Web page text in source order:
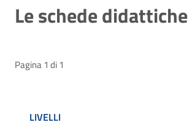
Le schede didattiche
Pagina 1 di 1
LIVELLI